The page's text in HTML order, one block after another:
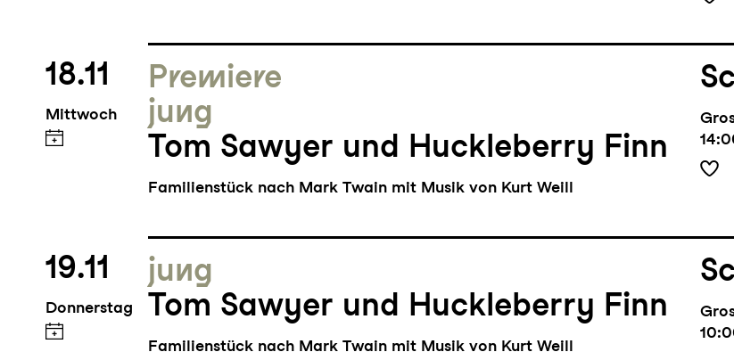
18.11
Mittwoch
Premiere
jung
Tom Sawyer und Huckleberry Finn
Familienstück nach Mark Twain mit Musik von Kurt Weill
19.11
Donnerstag
jung
Tom Sawyer und Huckleberry Finn
Familienstück nach Mark Twain mit Musik von Kurt Weill